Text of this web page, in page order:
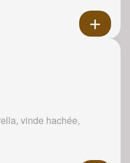
vinde hachée,